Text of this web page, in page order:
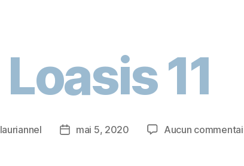
Loasis 11
lauriannel mai 5, 2020 Aucun